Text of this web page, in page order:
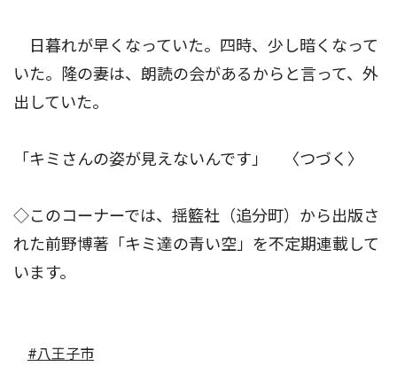
日暮れが早くなっていた。四時、少し暗くなって
いた。隆の妻は、朗読の会があるからと言って、外
出していた。
「キミさんの姿が見えないんです」 〈つづく〉
◇このコーナーでは、揺籃社（追分町）から出版さ
れた前野博著「キミ達の青い空」を不定期連載して
います。
#八王子市